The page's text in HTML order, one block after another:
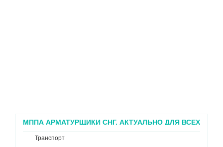
МППА АРМАТУРЩИКИ СНГ. АКТУАЛЬНО ДЛЯ ВСЕХ
Транспорт